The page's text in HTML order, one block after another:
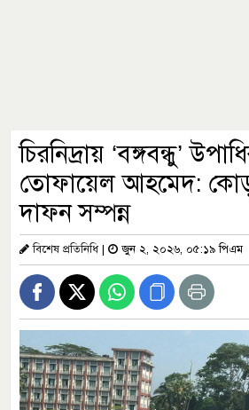
চিরনিদ্রায় ‘বঙ্গবন্ধু’
তোফায়েল আহমেদ:
দাফন সম্পন্ন
বিশেষ প্রতিনিধি| জুন ২, ২০২৬, ০৫:১৯ পিএম